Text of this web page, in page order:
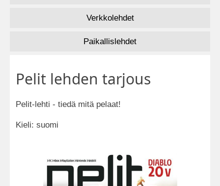
Verkkolehdet
Paikallislehdet
Pelit lehden tarjous
Pelit-lehti - tiedä mitä pelaat!
Kieli: suomi